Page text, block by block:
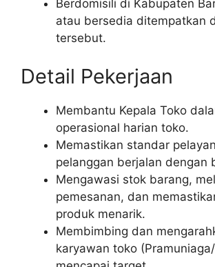
Berdomisili di Kabupaten
atau bersedia ditempatkan
tersebut.
Detail Pekerjaan
Membantu Kepala Toko
operasional harian toko.
Memastikan standar
pelanggan berjalan dengan
Mengawasi stok barang,
pemesanan, dan
produk menarik.
Membimbing dan
karyawan toko